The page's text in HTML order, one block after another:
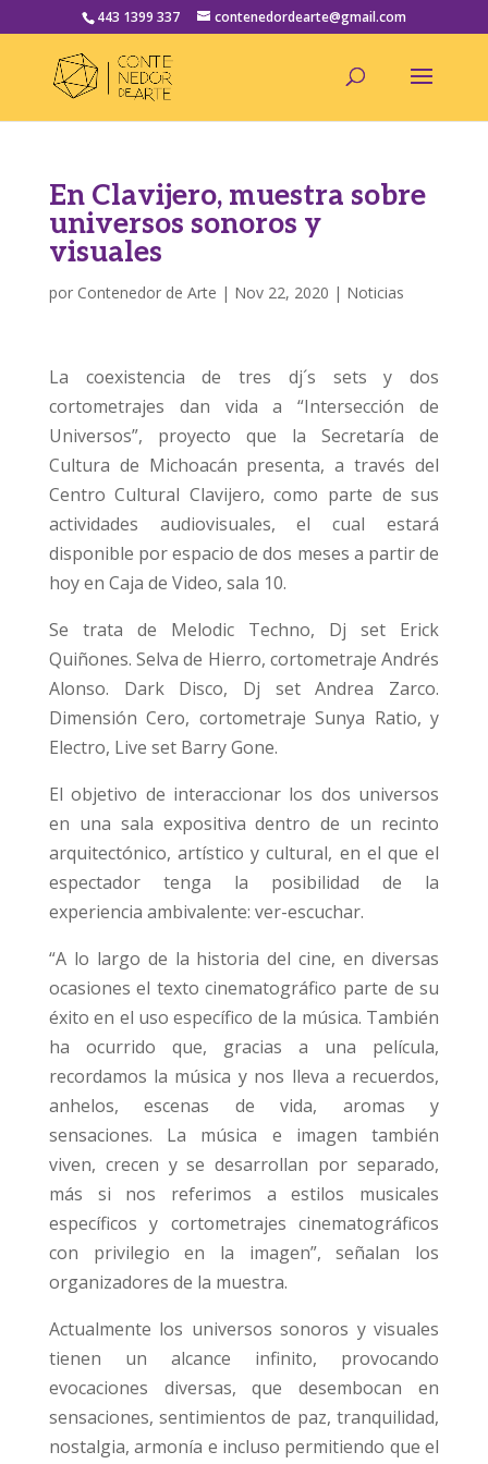
443 1399 337 contenedordearte@gmail.com
En Clavijero, muestra sobre
universos sonoros y
visuales
por Contenedor de Arte | Nov 22, 2020 | Noticias
La coexistencia de tres dj´s sets y dos
cortometrajes dan vida a “Intersección de
Universos”, proyecto que la Secretaría de
Cultura de Michoacán presenta, a través del
Centro Cultural Clavijero, como parte de sus
actividades audiovisuales, el cual estará
disponible por espacio de dos meses a partir de
hoy en Caja de Video, sala 10.
Se trata de Melodic Techno, Dj set Erick
Quiñones. Selva de Hierro, cortometraje Andrés
Alonso. Dark Disco, Dj set Andrea Zarco.
Dimensión Cero, cortometraje Sunya Ratio, y
Electro, Live set Barry Gone.
El objetivo de interaccionar los dos universos
en una sala expositiva dentro de un recinto
arquitectónico, artístico y cultural, en el que el
espectador tenga la posibilidad de la
experiencia ambivalente: ver-escuchar.
“A lo largo de la historia del cine, en diversas
ocasiones el texto cinematográfico parte de su
éxito en el uso específico de la música. También
ha ocurrido que, gracias a una película,
recordamos la música y nos lleva a recuerdos,
anhelos, escenas de vida, aromas y
sensaciones. La música e imagen también
viven, crecen y se desarrollan por separado,
más si nos referimos a estilos musicales
específicos y cortometrajes cinematográficos
con privilegio en la imagen”, señalan los
organizadores de la muestra.
Actualmente los universos sonoros y visuales
tienen un alcance infinito, provocando
evocaciones diversas, que desembocan en
sensaciones, sentimientos de paz, tranquilidad,
nostalgia, armonía e incluso permitiendo que el